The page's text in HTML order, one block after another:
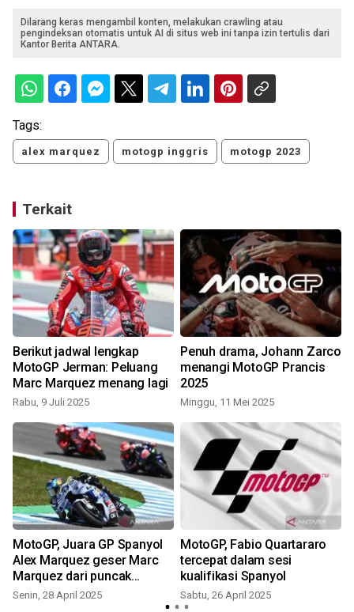
Dilarang keras mengambil konten, melakukan crawling atau
pengindeksan otomatis untuk AI di situs web ini tanpa izin tertulis dari
Kantor Berita ANTARA.
Tags:
alex marquez motogp inggris motogp 2023
Terkait
Berikut jadwal lengkap
MotoGP Jerman: Peluang
Marc Marquez menang lagi
Rabu, 9 Juli 2025
Penuh drama, Johann Zarco
menangi MotoGP Prancis
2025
Minggu, 11 Mei 2025
MotoGP, Juara GP Spanyol
Alex Marquez geser Marc
Marquez dari puncak
klasemen
Senin, 28 April 2025
MotoGP, Fabio Quartararo
tercepat dalam sesi
kualifikasi Spanyol
Sabtu, 26 April 2025